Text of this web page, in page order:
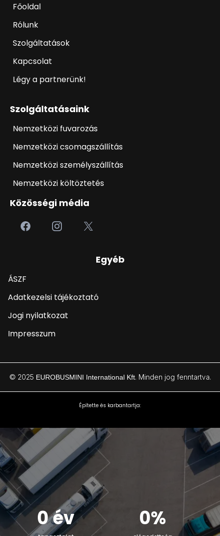
Főoldal
Rólunk
Szolgáltatások
Kapcsolat
Légy a partnerünk!
Szolgáltatásaink
Nemzetközi fuvarozás
Nemzetközi csomagszállítás
Nemzetközi személyszállítás
Nemzetközi költöztetés
Közösségi média
Egyéb
ÁSZF
Adatkezelsi tájékoztató
Jogi nyilatkozat
Impresszum
© 2025 EUROBUSMINI International Kft. Minden jog fenntartva.
Építette és karbantartja:
0 év 0%